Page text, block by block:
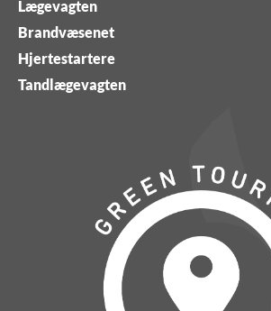
Lægevagten
Brandvæsenet
Hjertestartere
Tandlægevagten